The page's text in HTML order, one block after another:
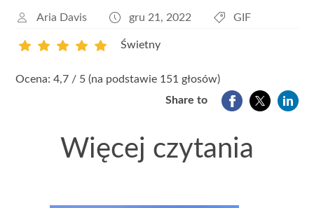
Aria Davis gru 21, 2022 GIF
Świetny
Ocena: 4,7 / 5 (na podstawie 151 głosów)
Share to
Więcej czytania